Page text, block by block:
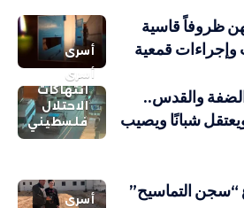
أسرى
ظروفاً قاسية
قمعية
أسرى
انتهاكات
الاحتلال
فلسطيني
والقدس..
شبانًا ويصيب
أسرى
“سجن التماسيح”